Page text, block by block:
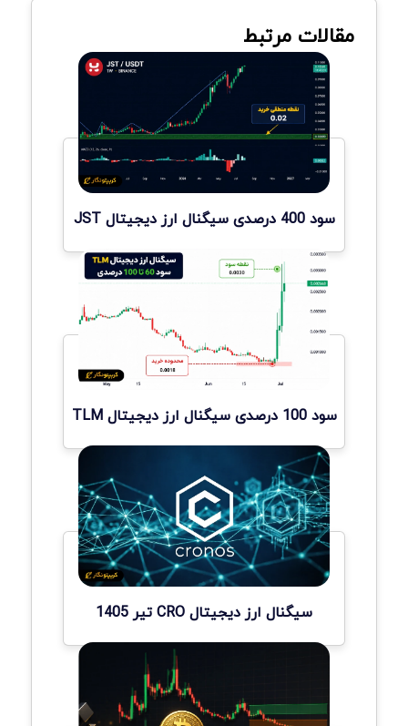
مقالات مرتبط
سود 400 درصدی سیگنال ارز دیجیتال JST
سود 100 درصدی سیگنال ارز دیجیتال TLM
سیگنال ارز دیجیتال CRO تیر 1405